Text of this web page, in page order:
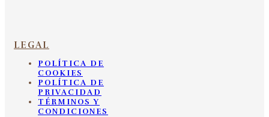
LEGAL
POLÍTICA DE
COOKIES
POLÍTICA DE
PRIVACIDAD
TÉRMINOS Y
CONDICIONES